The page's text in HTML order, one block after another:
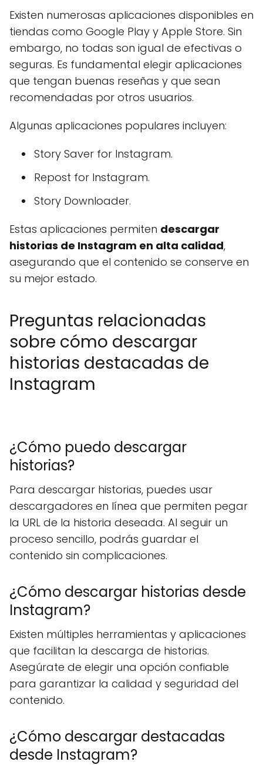
Existen numerosas aplicaciones disponibles en
tiendas como Google Play y Apple Store. Sin
embargo, no todas son igual de efectivas o
seguras. Es fundamental elegir aplicaciones
que tengan buenas reseñas y que sean
recomendadas por otros usuarios.
Algunas aplicaciones populares incluyen:
Story Saver for Instagram.
Repost for Instagram.
Story Downloader.
Estas aplicaciones permiten descargar
historias de Instagram en alta calidad,
asegurando que el contenido se conserve en
su mejor estado.
Preguntas relacionadas
sobre cómo descargar
historias destacadas de
Instagram
¿Cómo puedo descargar
historias?
Para descargar historias, puedes usar
descargadores en línea que permiten pegar
la URL de la historia deseada. Al seguir un
proceso sencillo, podrás guardar el
contenido sin complicaciones.
¿Cómo descargar historias desde
Instagram?
Existen múltiples herramientas y aplicaciones
que facilitan la descarga de historias.
Asegúrate de elegir una opción confiable
para garantizar la calidad y seguridad del
contenido.
¿Cómo descargar destacadas
desde Instagram?